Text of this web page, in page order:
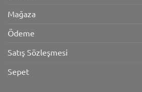
Mağaza
Ödeme
Satış Sözleşmesi
Sepet